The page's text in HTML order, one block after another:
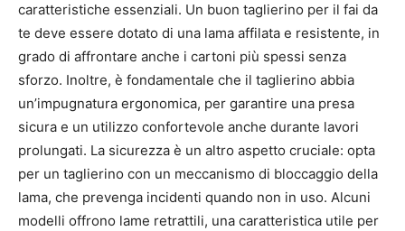
caratteristiche essenziali. Un buon taglierino per il fai da
te deve essere dotato di una lama affilata e resistente, in
grado di affrontare anche i cartoni più spessi senza
sforzo. Inoltre, è fondamentale che il taglierino abbia
un’impugnatura ergonomica, per garantire una presa
sicura e un utilizzo confortevole anche durante lavori
prolungati. La sicurezza è un altro aspetto cruciale: opta
per un taglierino con un meccanismo di bloccaggio della
lama, che prevenga incidenti quando non in uso. Alcuni
modelli offrono lame retrattili, una caratteristica utile per